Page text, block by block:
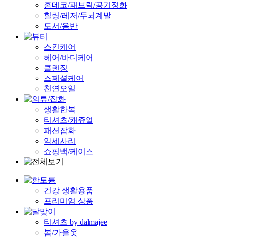
홈데코/패브릭/공기정화
힐링/레저/두뇌계발
도서/음반
스킨케어
헤어/바디케어
클렌징
스페셜케어
천연오일
생활한복
티셔츠/캐쥬얼
패션잡화
악세사리
쇼핑백/케이스
건강 생활용품
프리미엄 상품
티셔츠 by dalmajee
봄/가을옷